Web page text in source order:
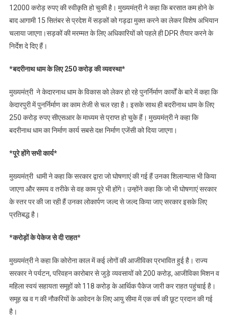
12000 करोड़ रुपए की स्वीकृति हो चुकी है। मुख्यमंत्री ने कहा कि बरसात कम होने के
बाद आगामी 15 सितंबर से प्रदेश में सड़कों को गड्ढा मुक्त करने का लेकर विशेष अभियान
चलाया जाएगा।सड़कों की मरम्मत के लिए अधिकारियों को पहले ही DPR तैयार करने के
निर्देश दे दिए हैं।
*बदरीनाथ धाम के लिए 250 करोड़ की व्यवस्था*
मुख्यमंत्री ने केदारनाथ धाम के विकास को लेकर हो रहे पुनर्निर्माण कार्यों के बारे में कहा कि
केदारपुरी में पुनर्निर्माण का काम तेजी से चल रहा है। इसके साथ ही बदरीनाथ धाम के लिए
250 करोड़ रुपए सीएसआर के माध्यम से प्राप्त हो चुके हैं। मुख्यमंत्री ने कहा कि
बदरीनाथ धाम का निर्माण कार्य सबसे दक्ष निर्माण एजेंसी को दिया जाएगा।
*पूरे होंगे सभी कार्य*
मुख्यमंत्री धामी ने कहा कि सरकार द्वारा जो घोषणाएं की गई हैं उनका शिलान्यास भी किया
जाएगा और समय व तरीके से वह काम पूरे भी होंगे। उन्होंने कहा कि जो भी घोषणाएं सरकार
के स्तर पर की जा रही हैं उनका लोकार्पण जल्द से जल्द किया जाए सरकार इसके लिए
प्रतिबद्ध है।
*करोड़ों के पेकेज से दी राहत*
मुख्यमंत्री ने कहा कि कोरोना काल में कई लोगों की आजीविका प्रभावित हुई है। राज्य
सरकार ने पर्यटन, परिवहन कारोबार से जुड़े व्यवसायों को 200 करोड़, आजीविका मिशन व
महिला स्वयं सहायता समूहों को 118 करोड़ के आर्थिक पैकेज जारी कर राहत पहुंचाई है।
समूह ख व ग की नौकरियों के आवेदन के लिए आयु सीमा में एक वर्ष की छूट प्रदान की गई
है।